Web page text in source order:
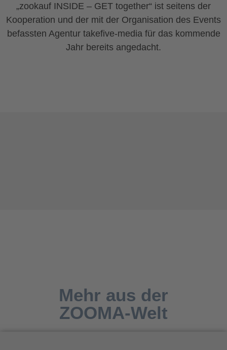
„zookauf INSIDE – GET together“ ist seitens der
Kooperation und der mit der Organisation des Events
befassten Agentur takefive-media für das kommende
Jahr bereits angedacht.
Mehr aus der
ZOOMA-Welt